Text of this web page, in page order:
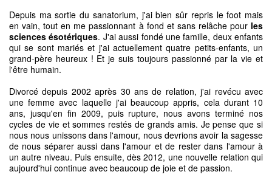
Depuis ma sortie du sanatorium, j'ai bien sûr repris le foot mais
en vain, tout en me passionnant à fond et sans relâche pour les
sciences ésotériques. J'ai aussi fondé une famille, deux enfants
qui se sont mariés et j'ai actuellement quatre petits-enfants, un
grand-père heureux ! Et je suis toujours passionné par la vie et
l'être humain.
Divorcé depuis 2002 après 30 ans de relation, j'ai revécu avec
une femme avec laquelle j'ai beaucoup appris, cela durant 10
ans, jusqu'en fin 2009, puis rupture, nous avons terminé nos
cycles de vie et sommes restés de grands amis. Je pense que si
nous nous unissons dans l'amour, nous devrions avoir la sagesse
de nous séparer aussi dans l'amour et de rester dans l'amour à
un autre niveau. Puis ensuite, dès 2012, une nouvelle relation qui
aujourd'hui continue avec beaucoup de joie et de passion.